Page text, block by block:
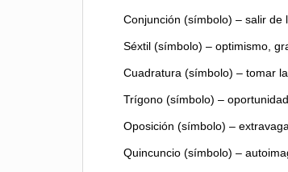
Conjunción (símbolo) – salir de
Séxtil (símbolo) – optimismo,
Cuadratura (símbolo) – tomar
Trígono (símbolo) –
Oposición (símbolo) –
Quincuncio (símbolo) –